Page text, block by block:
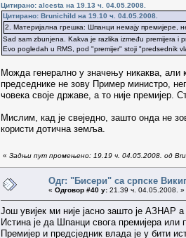
Цитирано: alcesta на 19.13 ч. 04.05.2008.
Цитирано: Brunichild на 19.10 ч. 04.05.2008.
2. Материјална грешка: Шпанци немају премијере,
Sad sam zbunjena. Kakva je razlika između premijera i
Evo pogledah u RMS, pod "premijer" stoji "predsednik
Можда генерално у значењу никаква, али
председнике не зову Пример министро,
човека своје државе, а то није премијер.
Мислим, кад је свеједно, зашто онда не
користи дотична земља.
« Задњи пут промењено: 19.19 ч. 04.05.2008. од
Одг: "Бисери" са српске
« Одговор #40 у: 21.39 ч. 04.05.2008. »
Још увијек ми није јасно зашто је АЗНАР
Истина је да Шпанци свога премијера или
Премијер и предсједник влада је у бити